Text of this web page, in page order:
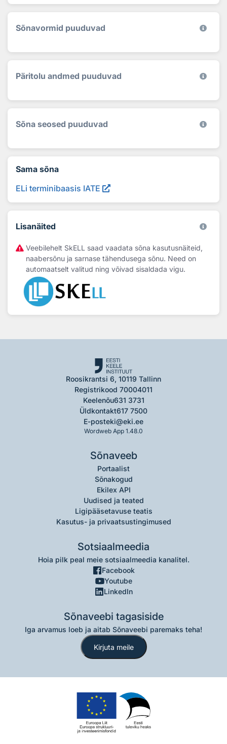
Sõnavormid puuduvad
Päritolu andmed puuduvad
Sõna seosed puuduvad
Sama sõna
ELi terminibaasis IATE
Lisanäited
Veebilehelt SkELL saad vaadata sõna kasutusnäiteid,
naabersõnu ja sarnase tähendusega sõnu. Need on
automaatselt valitud ning võivad sisaldada vigu.
Roosikrantsi 6, 10119 Tallinn
Registrikood 70004011
Keelenõu631 3731
Üldkontakt617 7500
E-posteki@eki.ee
Wordweb App 1.48.0
Sõnaveeb
Portaalist
Sõnakogud
Ekilex API
Uudised ja teated
Ligipääsetavuse teatis
Kasutus- ja privaatsustingimused
Sotsiaalmeedia
Hoia pilk peal meie sotsiaalmeedia kanalitel.
Facebook
Youtube
LinkedIn
Sõnaveebi tagasiside
Iga arvamus loeb ja aitab Sõnaveebi paremaks teha!
Kirjuta meile